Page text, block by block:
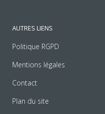
AUTRES LIENS
Politique RGPD
Mentions légales
Contact
Plan du site